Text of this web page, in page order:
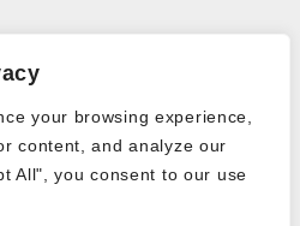
your browsing experience,
content, and analyze our
All", you consent to our use